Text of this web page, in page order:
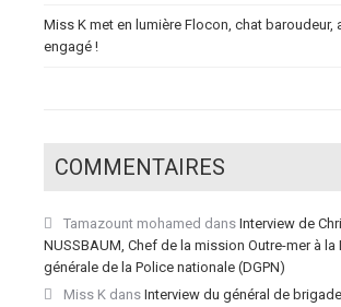
Miss K met en lumière Flocon, chat baroudeur,
engagé !
COMMENTAIRES
Tamazount mohamed dans Interview de
NUSSBAUM, Chef de la mission Outre-mer à la
générale de la Police nationale (DGPN)
Miss K dans Interview du général de